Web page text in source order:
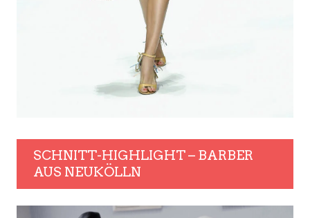
SCHNITT-HIGHLIGHT – BARBER
AUS NEUKÖLLN